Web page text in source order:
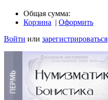
Общая сумма:
Корзина | Оформить
Войти или зарегистрироваться